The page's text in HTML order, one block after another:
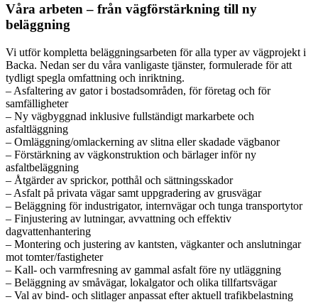
Våra arbeten – från vägförstärkning till ny
beläggning
Vi utför kompletta beläggningsarbeten för alla typer av vägprojekt i
Backa. Nedan ser du våra vanligaste tjänster, formulerade för att
tydligt spegla omfattning och inriktning.
– Asfaltering av gator i bostadsområden, för företag och för
samfälligheter
– Ny vägbyggnad inklusive fullständigt markarbete och
asfaltläggning
– Omläggning/omlackerning av slitna eller skadade vägbanor
– Förstärkning av vägkonstruktion och bärlager inför ny
asfaltbeläggning
– Åtgärder av sprickor, potthål och sättningsskador
– Asfalt på privata vägar samt uppgradering av grusvägar
– Beläggning för industrigator, internvägar och tunga transportytor
– Finjustering av lutningar, avvattning och effektiv
dagvattenhantering
– Montering och justering av kantsten, vägkanter och anslutningar
mot tomter/fastigheter
– Kall- och varmfresning av gammal asfalt före ny utläggning
– Beläggning av småvägar, lokalgator och olika tillfartsvägar
– Val av bind- och slitlager anpassat efter aktuell trafikbelastning